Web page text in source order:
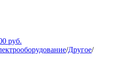
руб.
/Другое/